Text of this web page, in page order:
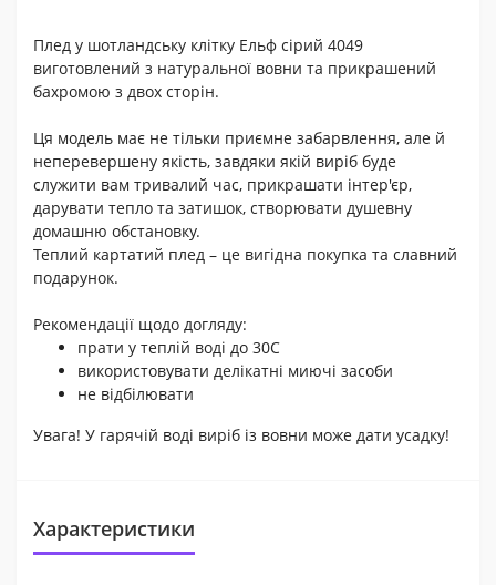
Плед у шотландську клітку Ельф сірий 4049
виготовлений з натуральної вовни та прикрашений
бахромою з двох сторін.
Ця модель має не тільки приємне забарвлення, але й
неперевершену якість, завдяки якій виріб буде
служити вам тривалий час, прикрашати інтер'єр,
дарувати тепло та затишок, створювати душевну
домашню обстановку.
Теплий картатий плед – це вигідна покупка та славний
подарунок.
Рекомендації щодо догляду:
прати у теплій воді до 30С
використовувати делікатні миючі засоби
не відбілювати
Увага! У гарячій воді виріб із вовни може дати усадку!
Характеристики